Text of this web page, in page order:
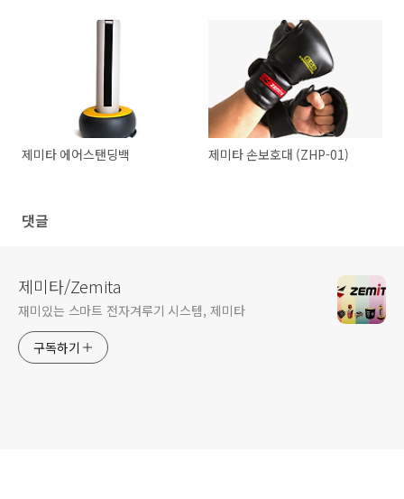
제미타 에어스탠딩백 제미타 손보호대 (ZHP-01)
댓글
제미타/Zemita
재미있는 스마트 전자겨루기 시스템, 제미타
구독하기